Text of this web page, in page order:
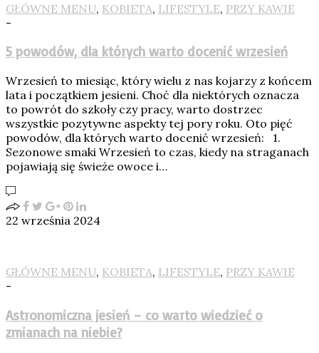
GŁÓWNE MENU, KOBIETA, LIFESTYLE, PRZY KAWIE
-
5 powodów, dla których warto docenić wrzesień
Wrzesień to miesiąc, który wielu z nas kojarzy z końcem
lata i początkiem jesieni. Choć dla niektórych oznacza
to powrót do szkoły czy pracy, warto dostrzec
wszystkie pozytywne aspekty tej pory roku. Oto pięć
powodów, dla których warto docenić wrzesień: 1.
Sezonowe smaki Wrzesień to czas, kiedy na straganach
pojawiają się świeże owoce i…
22 września 2024
GŁÓWNE MENU, KOBIETA, LIFESTYLE, PRZY KAWIE
-
Astronomiczna jesień – co warto wiedzieć o
zmianach na niebie?